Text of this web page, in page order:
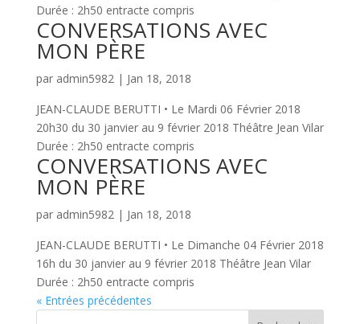
Durée : 2h50 entracte compris
CONVERSATIONS AVEC
MON PÈRE
par admin5982| Jan 18, 2018
JEAN-CLAUDE BERUTTI • Le Mardi 06 Février 2018
20h30 du 30 janvier au 9 février 2018 Théâtre Jean Vilar
Durée : 2h50 entracte compris
CONVERSATIONS AVEC
MON PÈRE
par admin5982| Jan 18, 2018
JEAN-CLAUDE BERUTTI • Le Dimanche 04 Février 2018
16h du 30 janvier au 9 février 2018 Théâtre Jean Vilar
Durée : 2h50 entracte compris
« Entrées précédentes